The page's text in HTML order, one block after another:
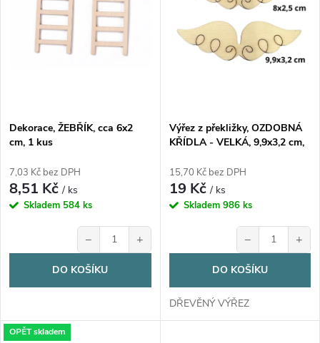
o
d
u
o
d
u
k
t
ů
Dekorace, ŽEBŘÍK, cca 6x2
cm, 1 kus
7,03 Kč bez DPH
8,51 Kč/ ks
Skladem 584 ks
− +
DO KOŠÍKU
Výřez z překližky, OZDOBNÁ
KŘÍDLA - VELKÁ, 9,9x3,2 cm,
15,70 Kč bez DPH
19 Kč/ ks
Skladem 986 ks
− +
DO KOŠÍKU
DŘEVĚNÝ VÝŘEZ
OPĚT skladem